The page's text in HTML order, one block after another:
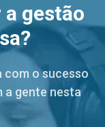
gestão
com o sucesso
a gente nesta